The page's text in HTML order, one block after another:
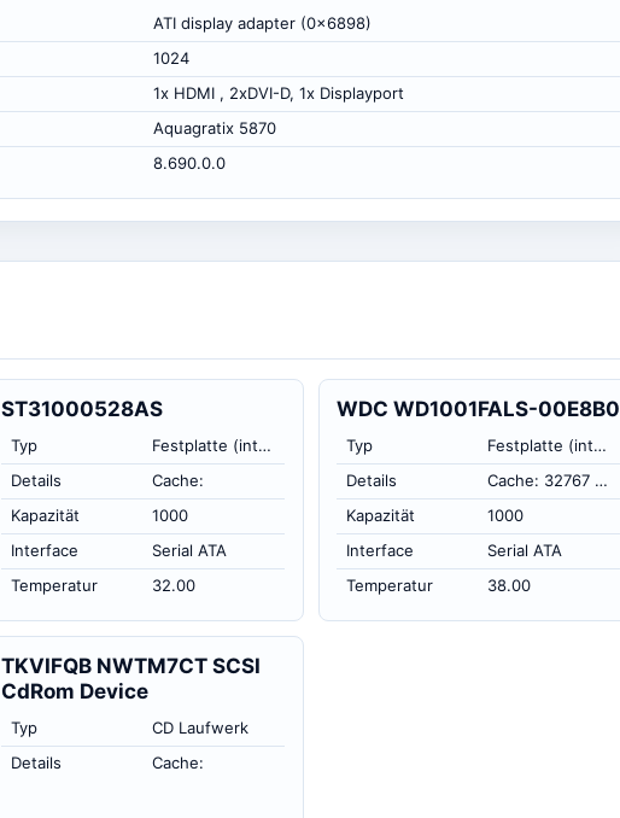
ATI display adapter (0x6898)
1024
1x HDMI , 2xDVI-D, 1x Displayport
Aquagratix 5870
8.690.0.0
ST31000528AS
Typ
Festplatte (intern)
Details
Cache:
Kapazität
1000
Interface
Serial ATA
Temperatur
32.00
WDC WD1001FALS-00E8B0
Typ
Festplatte (intern)
Details
Cache: 32767 KB
Kapazität
1000
Interface
Serial ATA
Temperatur
38.00
TKVIFQB NWTM7CT SCSI
CdRom Device
Typ
CD Laufwerk
Details
Cache: